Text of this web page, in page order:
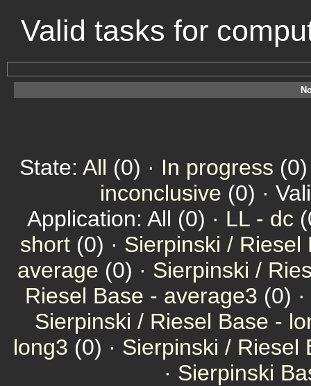
Valid tasks for
State: All (0) · In progress
inconclusive (0) ·
Application: All (0) · LL - dc
short (0) · Sierpinski / Riesel
average (0) · Sierpinski /
Riesel Base - average3 (0) ·
Sierpinski / Riesel Base -
long3 (0) · Sierpinski / Riesel
· Sierpinski